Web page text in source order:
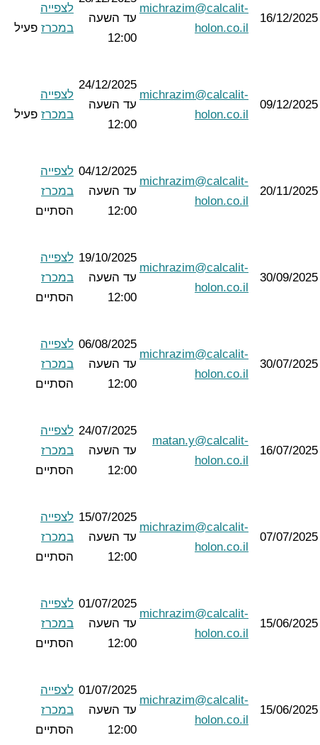
16/12/2025
michrazim@calcalit-
holon.co.il
עד השעה
12:00
לצפייה
במכרז פעיל
09/12/2025
michrazim@calcalit-
holon.co.il
24/12/2025
עד השעה
12:00
לצפייה
במכרז פעיל
20/11/2025
michrazim@calcalit-
holon.co.il
04/12/2025
עד השעה
12:00
לצפייה
במכרז
הסתיים
30/09/2025
michrazim@calcalit-
holon.co.il
19/10/2025
עד השעה
12:00
לצפייה
במכרז
הסתיים
30/07/2025
michrazim@calcalit-
holon.co.il
06/08/2025
עד השעה
12:00
לצפייה
במכרז
הסתיים
16/07/2025
matan.y@calcalit-
holon.co.il
24/07/2025
עד השעה
12:00
לצפייה
במכרז
הסתיים
07/07/2025
michrazim@calcalit-
holon.co.il
15/07/2025
עד השעה
12:00
לצפייה
במכרז
הסתיים
15/06/2025
michrazim@calcalit-
holon.co.il
01/07/2025
עד השעה
12:00
לצפייה
במכרז
הסתיים
15/06/2025
michrazim@calcalit-
holon.co.il
01/07/2025
עד השעה
12:00
לצפייה
במכרז
הסתיים